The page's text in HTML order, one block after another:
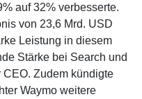
auf 32% verbesserte.
von 23,6 Mrd. USD
Leistung in diesem
Stärke bei Search und
Zudem kündigte
Waymo weitere